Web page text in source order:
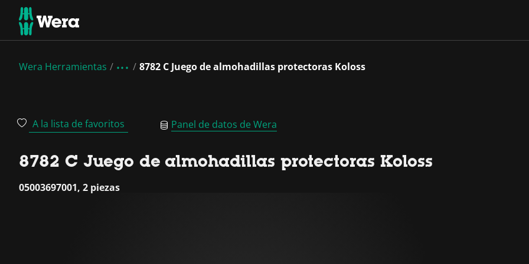
Wera Herramientas 8782 C Juego de almohadillas protectoras Koloss
A la lista de favoritos Panel de datos de Wera
8782 C Juego de almohadillas protectoras Koloss
05003697001, 2 piezas